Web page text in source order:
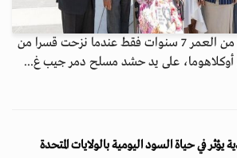
كانت فيولا فليتشر تبلغ من العمر 7 سنوات فقط عندما نزحت قسرا من
أوكلاهوما، على يد حشد مسلح دمر جيب غ...
يؤثر في حياة السود اليومية بالولايات المتحدة